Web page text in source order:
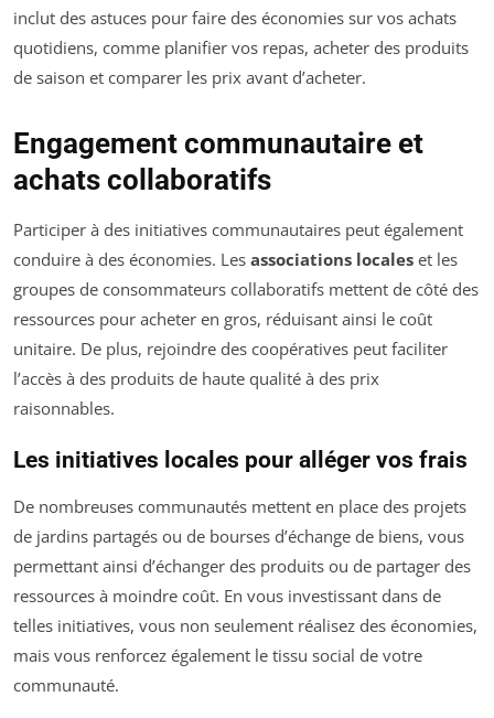
inclut des astuces pour faire des économies sur vos achats
quotidiens, comme planifier vos repas, acheter des produits
de saison et comparer les prix avant d’acheter.
Engagement communautaire et
achats collaboratifs
Participer à des initiatives communautaires peut également
conduire à des économies. Les associations locales et les
groupes de consommateurs collaboratifs mettent de côté des
ressources pour acheter en gros, réduisant ainsi le coût
unitaire. De plus, rejoindre des coopératives peut faciliter
l’accès à des produits de haute qualité à des prix
raisonnables.
Les initiatives locales pour alléger vos frais
De nombreuses communautés mettent en place des projets
de jardins partagés ou de bourses d’échange de biens, vous
permettant ainsi d’échanger des produits ou de partager des
ressources à moindre coût. En vous investissant dans de
telles initiatives, vous non seulement réalisez des économies,
mais vous renforcez également le tissu social de votre
communauté.